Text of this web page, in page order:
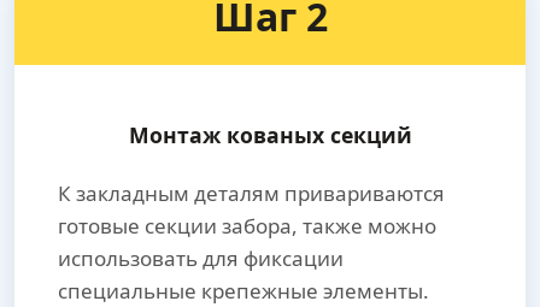
Шаг 2
Монтаж кованых секций
К закладным деталям привариваются
готовые секции забора, также можно
использовать для фиксации
специальные крепежные элементы.